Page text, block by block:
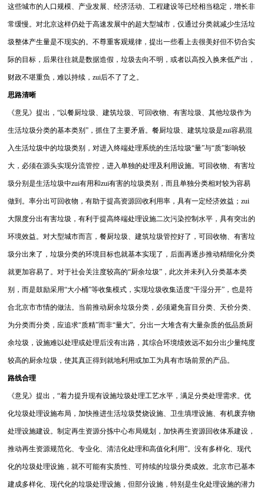
这些城市的人口规模、产业发展、经济活动、工程建设等已经相当稳定，增长非
常缓慢。对北京这样仍处于高速发展中的超大型城市，仅通过分类就减少生活垃
圾整体产生量是不现实的。不尊重客观规律，提出一些看上去很美好但不切合实
际的目标，后果往往就是数据造假，垃圾去向不明，或者以高投入换来低产出，
财政不堪重负，难以持续，zui后不了了之。
思路清晰
《意见》提出，“以餐厨垃圾、建筑垃圾、可回收物、有害垃圾、其他垃圾作为
生活垃圾分类的基本类别”，抓住了主要矛盾。餐厨垃圾、建筑垃圾是zui容易混
入生活垃圾中的垃圾类别，对进入终端处理系统的生活垃圾“量”与“质”影响较
大，必须在源头实现分流管控，进入单独的处理及利用设施。可回收物、有害垃
圾分别是生活垃圾中zui有用和zui有害的垃圾类别，而且单独分类相对较为容易
做到。率分出可回收物，有助于提高资源回收利用率，具有一定经济效益；zui
大限度分出有害垃圾，有利于提高终端处理设施二次污染控制水平，具有突出的
环境效益。对大型城市而言，餐厨垃圾、建筑垃圾管控好了，可回收物、有害垃
圾分出来了，垃圾分类的环境目标也就基本实现了，后面再逐步推动精细化分类
就更加容易了。对于社会关注度较高的“厨余垃圾”，此次并未列入分类基本类
别，而是鼓励采用“大小桶”等收集模式，实现垃圾收集适度“干湿分开”，也是符
合北京市市情的做法。当前推动厨余垃圾分类，必须避免盲目分类、天价分类、
为分类而分类，应追求“质精”而非“量大”。分出一大堆含有大量杂质的低品质厨
余垃圾，设施难以处理或处理后没有出路，其综合环境绩效远不如分出少量纯度
较高的厨余垃圾，使其真正得到就地利用或加工为具有市场前景的产品。
路线合理
《意见》提出，“着力提升现有设施垃圾处理工艺水平，满足分类处理需求。优
化垃圾处理设施布局，加快推进生活垃圾焚烧设施、卫生填埋设施、有机废弃物
处理设施建设。制定再生资源分拣中心布局规划，加快再生资源回收体系建设，
推动再生资源规范化、专业化、清洁化处理和高值化利用”。没有多样化、现代
化的垃圾处理设施，就不可能有实质性、可持续的垃圾分类成效。北京市已基本
建成多样化、现代化的垃圾处理设施，但部分设施，特别是生化处理设施的潜力